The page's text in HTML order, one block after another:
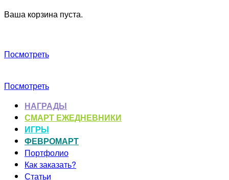
Ваша корзина пуста.
Посмотреть
Посмотреть
НАГРАДЫ
СМАРТ ЕЖЕДНЕВНИКИ
ИГРЫ
ФЕВРОМАРТ
Портфолио
Как заказать?
Статьи